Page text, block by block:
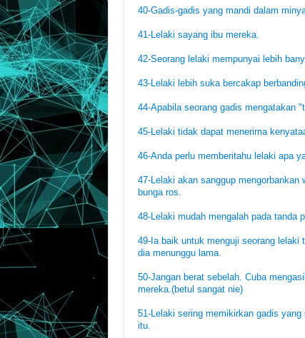
40-Gadis-gadis yang mandi dalam
41-Lelaki sayang ibu mereka.
42-Seorang lelaki mempunyai lebih
43-Lelaki lebih suka bercakap
44-Apabila seorang gadis mengatakan
45-Lelaki tidak dapat menerima
46-Anda perlu memberitahu lelaki apa
47-Lelaki akan sanggup
bunga ros.
48-Lelaki mudah mengalah pada tanda
49-Ia baik untuk menguji seorang lelaki
dia menunggu lama.
50-Jangan berat sebelah. Cuba
mereka.(betul sangat nie)
51-Lelaki sering memikirkan gadis
itu.